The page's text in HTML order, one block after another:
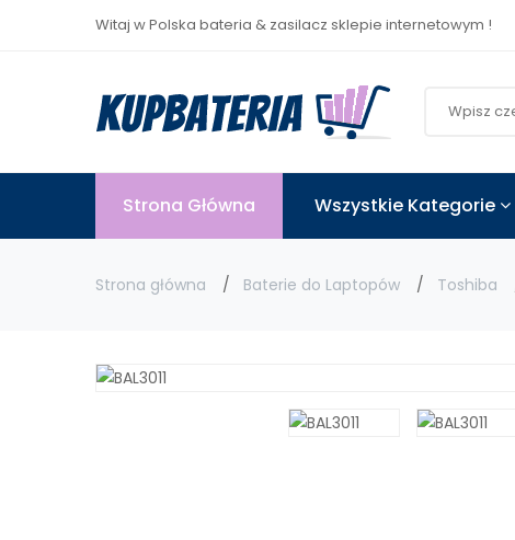
Witaj w Polska bateria & zasilacz sklepie internetowym !
Strona Główna Wszystkie Kategorie
Strona główna Baterie do Laptopów Toshiba